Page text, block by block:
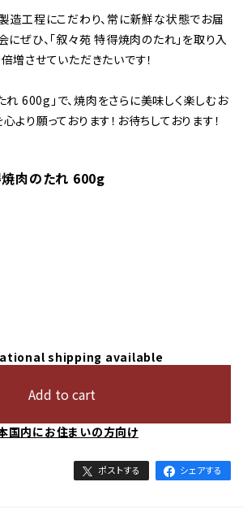
造工程にこだわり、常に新鮮な状態でお届
にぜひ、「叙々苑 特得焼肉のたれ」を取り入
増させていただきたいです！
れ 600g」で、焼肉をさらに美味しく楽しむお
より願っております！お待ちしております！
焼肉のたれ 600g
shipping available
Add to cart
国内にお住まいの方向け
ポストする シェアする